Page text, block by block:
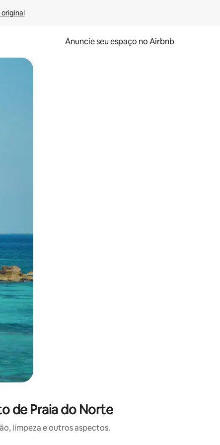
Anuncie seu espaço no Airbnb
o dedo na tela.
de Praia do Norte
limpeza e outros aspectos.